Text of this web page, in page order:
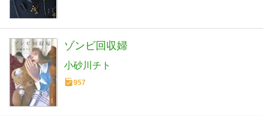
ゾンビ回収婦
小砂川チト
957